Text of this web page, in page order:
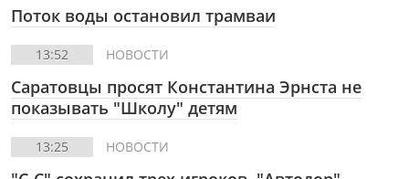
Поток воды остановил трамваи
13:52 НОВОСТИ
Саратовцы просят Константина Эрнста не
показывать "Школу" детям
13:25 НОВОСТИ